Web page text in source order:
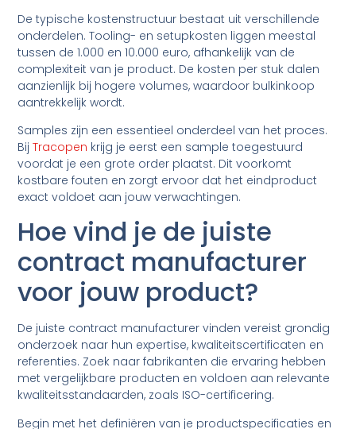
De typische kostenstructuur bestaat uit verschillende
onderdelen. Tooling- en setupkosten liggen meestal
tussen de 1.000 en 10.000 euro, afhankelijk van de
complexiteit van je product. De kosten per stuk dalen
aanzienlijk bij hogere volumes, waardoor bulkinkoop
aantrekkelijk wordt.
Samples zijn een essentieel onderdeel van het proces.
BijTracopen krijg je eerst een sample toegestuurd
voordat je een grote order plaatst. Dit voorkomt
kostbare fouten en zorgt ervoor dat het eindproduct
exact voldoet aan jouw verwachtingen.
Hoe vind je de juiste
contract manufacturer
voor jouw product?
De juiste contract manufacturer vinden vereist grondig
onderzoek naar hun expertise, kwaliteitscertificaten en
referenties. Zoek naar fabrikanten die ervaring hebben
met vergelijkbare producten en voldoen aan relevante
kwaliteitsstandaarden, zoals ISO-certificering.
Begin met het definiëren van je productspecificaties en